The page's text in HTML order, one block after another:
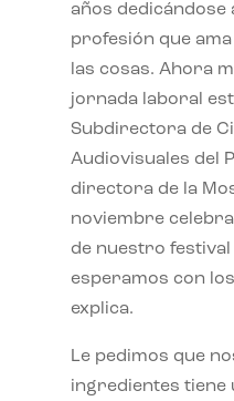
años dedicándose
profesión que
las cosas. Ahora
jornada laboral
Subdirectora de
Audiovisuales del
directora de la
noviembre
de nuestro festival
esperamos con
explica.
Le pedimos que
ingredientes tiene